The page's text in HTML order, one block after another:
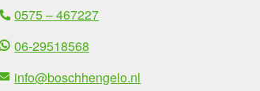
0575 – 467227
06-29518568
info@boschhengelo.nl